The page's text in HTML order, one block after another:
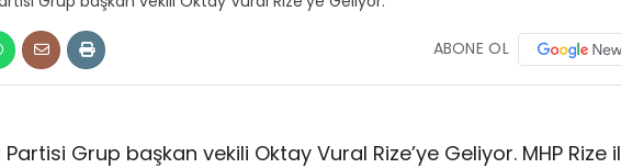
ABONE OL
Grup başkan vekili Oktay Vural Rize’ye Geliyor. MHP Rize il